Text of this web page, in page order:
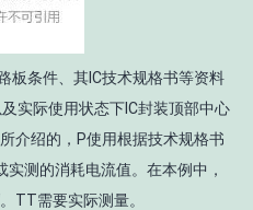
板条件、其IC技术规格书等资料
实际使用状态下IC封装顶部中心
介绍的，P使用根据技术规格书
测的消耗电流值。在本例中，
TT需要实际测量。